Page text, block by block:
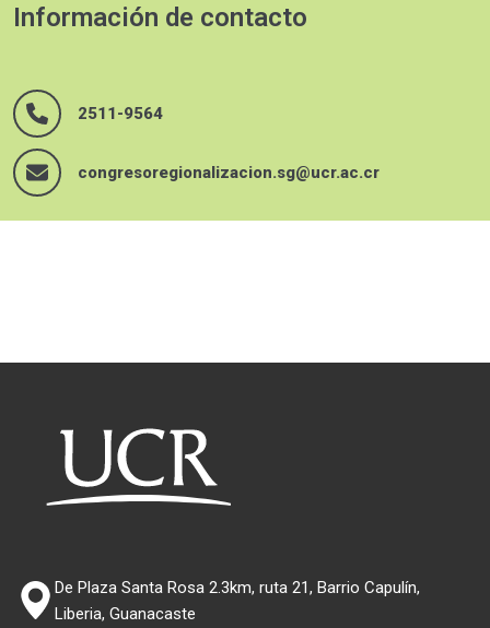
Información de contacto
2511-9564
congresoregionalizacion.sg@ucr.ac.cr
De Plaza Santa Rosa 2.3km, ruta 21, Barrio Capulín,
Liberia, Guanacaste